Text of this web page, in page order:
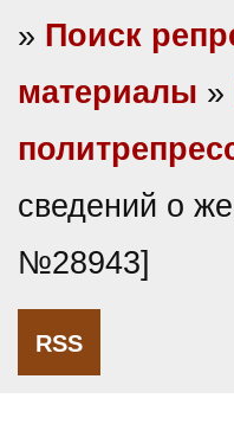
» Поиск
материалы »
сведений о
№28943]
RSS